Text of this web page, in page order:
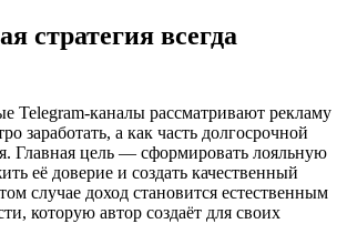
стратегия всегда
Telegram-каналы рассматривают рекламу
заработать, а как часть долгосрочной
Главная цель — сформировать лояльную
её доверие и создать качественный
случае доход становится естественным
которую автор создаёт для своих